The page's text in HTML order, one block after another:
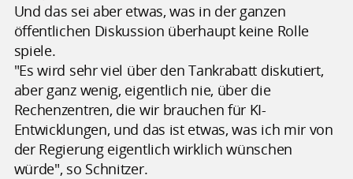
Und das sei aber etwas, was in der ganzen
öffentlichen Diskussion überhaupt keine Rolle
spiele.
"Es wird sehr viel über den Tankrabatt diskutiert,
aber ganz wenig, eigentlich nie, über die
Rechenzentren, die wir brauchen für KI-
Entwicklungen, und das ist etwas, was ich mir von
der Regierung eigentlich wirklich wünschen
würde", so Schnitzer.